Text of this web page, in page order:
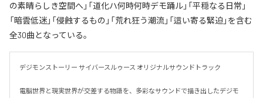
の素晴らしき空間へ」「道化ハ何時何時デモ踊ル」「平穏なる日常」
「暗雲低迷」「侵蝕するもの」「荒れ狂う潮流」「這い寄る緊迫」を含む
全30曲となっている。
デジモンストーリー サイバースルゥース オリジナルサウンドトラック
電脳世界と現実世界が交差する物語を、多彩なサウンドで描き出したデジモ